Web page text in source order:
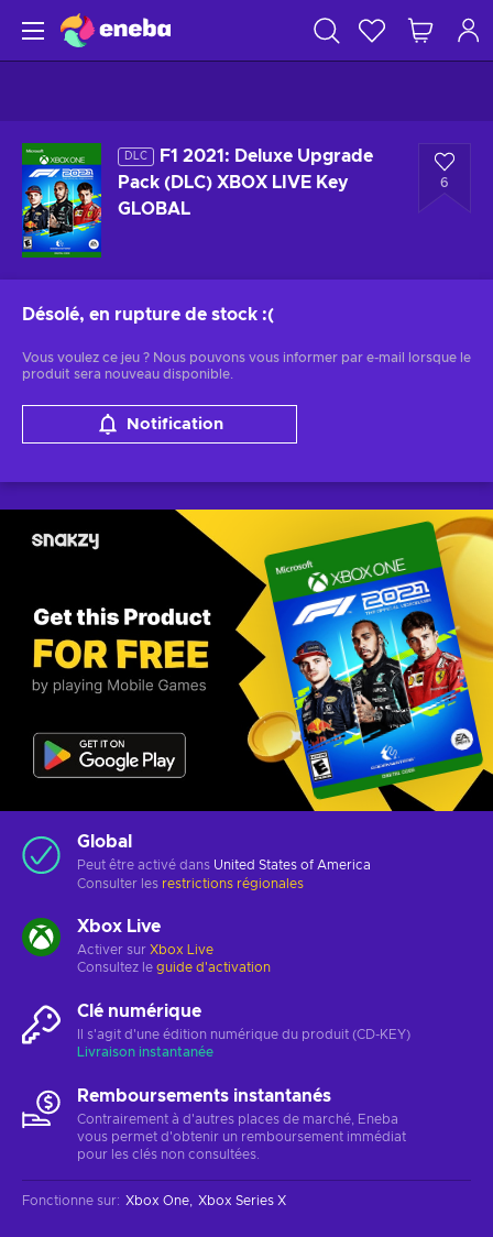
DLC
F1 2021: Deluxe Upgrade
Pack (DLC) XBOX LIVE Key
GLOBAL
6
Désolé, en rupture de stock :(
Vous voulez ce jeu ? Nous pouvons vous informer par e-mail lorsque le
produit sera nouveau disponible.
Notification
Global
Peut être activé dans United States of America
Consulter les restrictions régionales
Xbox Live
Activer sur Xbox Live
Consultez le guide d'activation
Clé numérique
Il s'agit d'une édition numérique du produit (CD-KEY)
Livraison instantanée
Remboursements instantanés
Contrairement à d'autres places de marché, Eneba
vous permet d'obtenir un remboursement immédiat
pour les clés non consultées.
Fonctionne sur: Xbox One Xbox Series X